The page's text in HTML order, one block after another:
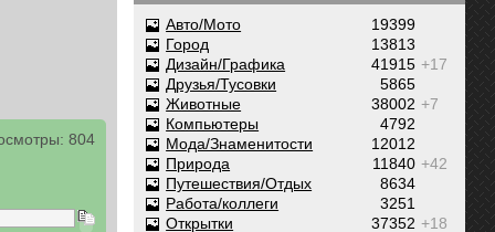
804
19399
Авто/Мото
13813
Город
+17
41915
Дизайн/Графика
5865
Друзья/Тусовки
+7
38002
Животные
4792
Компьютеры
12012
Мода/Знаменитости
+42
11840
Природа
8634
Путешествия/Отдых
3251
Работа/коллеги
+18
37352
Открытки